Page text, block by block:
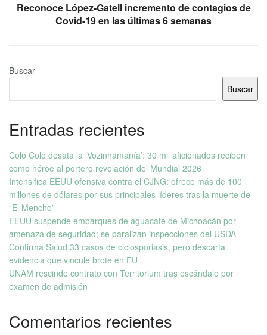
Reconoce López-Gatell incremento de contagios de
Covid-19 en las últimas 6 semanas
Buscar
Buscar
Entradas recientes
Colo Colo desata la ‘Vozinhamanía’: 30 mil aficionados reciben
como héroe al portero revelación del Mundial 2026
Intensifica EEUU ofensiva contra el CJNG: ofrece más de 100
millones de dólares por sus principales líderes tras la muerte de
“El Mencho”
EEUU suspende embarques de aguacate de Michoacán por
amenaza de seguridad; se paralizan inspecciones del USDA
Confirma Salud 33 casos de ciclosporiasis, pero descarta
evidencia que vincule brote en EU
UNAM rescinde contrato con Territorium tras escándalo por
examen de admisión
Comentarios recientes